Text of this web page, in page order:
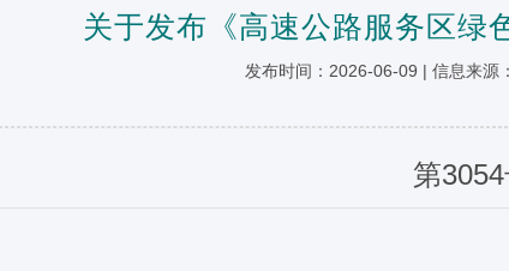
关于发布《高速公路服务区绿
发布时间：2026-06-09 | 信息来源
第